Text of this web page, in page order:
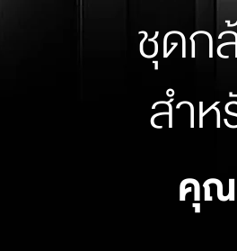
ชุดก
สำห
คุ